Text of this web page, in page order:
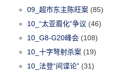
09_超市东主陈旺案 (85)
10_“太亚裔化”争议 (46)
10_G8-G20峰会 (108)
10_十字弩射杀案 (19)
10_法登“间谍论” (31)